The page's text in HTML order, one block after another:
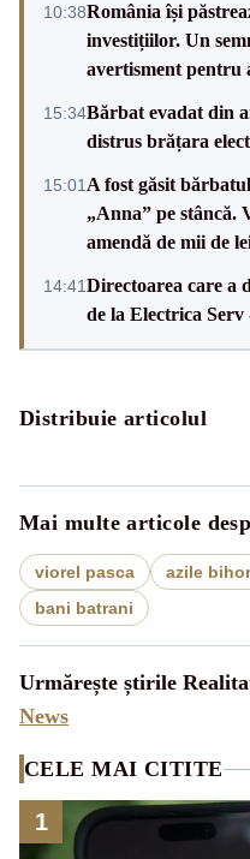
10:38România își
investițiilor. Un
avertisment pentru
15:34Bărbat evadat din
distrus brățara
15:01 A fost găsit
„Anna” pe stâncă.
amendă de mii de
14:41Directoarea care a
de la Electrica
Distribuie articolul
Mai multe articole
viorel pasca azile bihor
bani batrani
Urmărește știrile
News
CELE MAI CITITE
1